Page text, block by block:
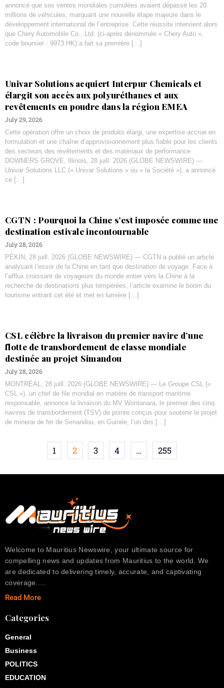
annoncé que ses ventes mondiales cumulées avaient dépassé les 20
millions de véhicules, marquant une nouvelle étape majeure dans le
développement international de l’entreprise. Cette réussite intervient alors
que Chery Automobile Co., Ltd. (ci-après dénommée « Chery Auto »,
code boursier : 9973.HK) a fait sa première […]
Univar Solutions acquiert Interpur Chemicals et
élargit son accès aux polyuréthanes et aux
revêtements en poudre dans la région EMEA
July 29, 2026
Cette opération offre un choix de produits élargi, une expertise accrue en
formulation et une chaîne d’approvisionnement plus fiable pour les clients
des secteurs des revêtements et des matériaux de performance
DOWNERS GROVE, Illinois, 28 juill. 2026 (GLOBE NEWSWIRE) —
Univar Solutions LLC (« Univar Solutions » ou « la Société »), a annoncé
ce […]
CGTN : Pourquoi la Chine s’est imposée comme une
destination estivale incontournable
July 28, 2026
PÉKIN, 28 juill. 2026 (GLOBE NEWSWIRE) — CGTN a publié un article
analysant l’essor de la Chine en tant que destination de voyage. Face à
l’afflux croissant de voyageurs du monde entier vers la Chine à la
recherche de destinations plus tempérées, l’article examine le boom du
tourisme entrant cet été et met en lumière […]
CSL célèbre la livraison du premier navire d’une
flotte de transbordement de classe mondiale
destinée au projet Simandou
July 28, 2026
MONTRÉAL, 28 juill. 2026 (GLOBE NEWSWIRE) — Le Groupe CSL («
CSL »), un chef de file mondial en matière de transport maritime
responsable, annonce la livraison du MV Wontanara, le premier des cinq
navires de transbordement (TSV) de pointe conçus pour soutenir le projet
de minerai de fer de Simandou, en Guinée, l’un des […]
1 2 3 4 … 255
Welcome to Mauritius Newswire, your ultimate source for
compelling news and updates from Mauritius to the world. We
are dedicated to delivering timely, accurate, and captivating
coverage….
Read More
Categories
General
Business
POLITICS
EDUCATION